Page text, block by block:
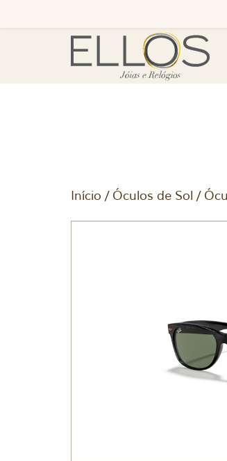
Início / Óculos de Sol /